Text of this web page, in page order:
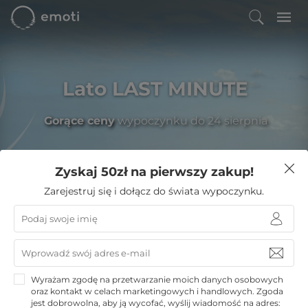
Lato LAST MINUTE
Gorące cenywypoczynku do 24 sierpnia
Filtruj
Emoti » Hotele nad morzem » Grzybowo noclegi
Grzybowo noclegi
Wybieraj z 3oferty wypoczynkowe Emoti.pl
Morze Bałtyckie czeka właśnie na Ciebie. Grzybowo -
Zyskaj 50zł na pierwszy zakup!
Zarejestruj się i dołącz do świata wypoczynku.
Wyrażam zgodę na przetwarzanie moich danych osobowych
oraz kontakt w celach marketingowych i handlowych. Zgoda
jest dobrowolna, aby ją wycofać, wyślij wiadomość na adres: